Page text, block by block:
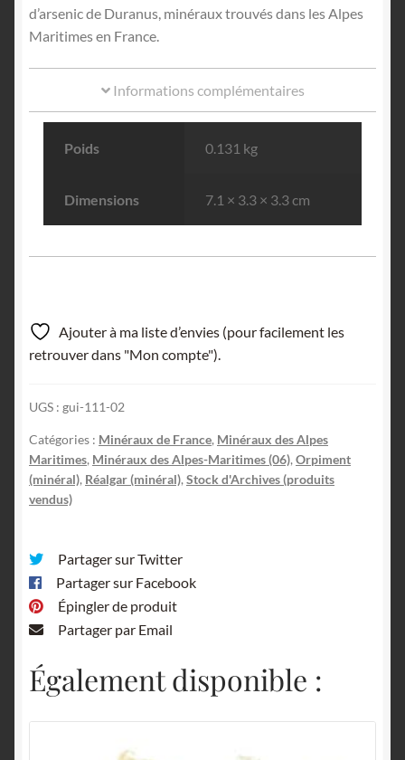
d’arsenic de Duranus, minéraux trouvés dans les Alpes
Maritimes en France.
Informations complémentaires
Poids 0.131 kg
Dimensions 7.1 × 3.3 × 3.3 cm
Ajouter à ma liste d’envies (pour facilement les
retrouver dans "Mon compte").
UGS : gui-111-02
Catégories : Minéraux de France, Minéraux des Alpes
Maritimes, Minéraux des Alpes-Maritimes (06), Orpiment
(minéral), Réalgar (minéral), Stock d'Archives (produits
vendus)
Partager sur Twitter
Partager sur Facebook
Épingler de produit
Partager par Email
Également disponible :